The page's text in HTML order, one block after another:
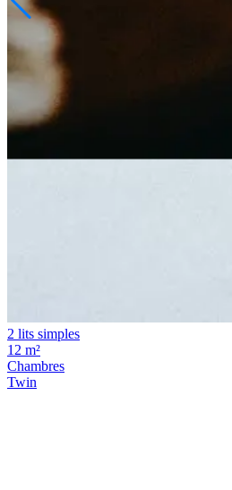
2 lits simples
12 m²
Chambres
Twin